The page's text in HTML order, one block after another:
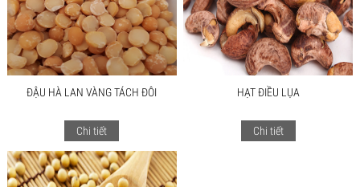
ĐẬU HÀ LAN VÀNG TÁCH ĐÔI
Chi tiết
HẠT ĐIỀU LỤA
Chi tiết